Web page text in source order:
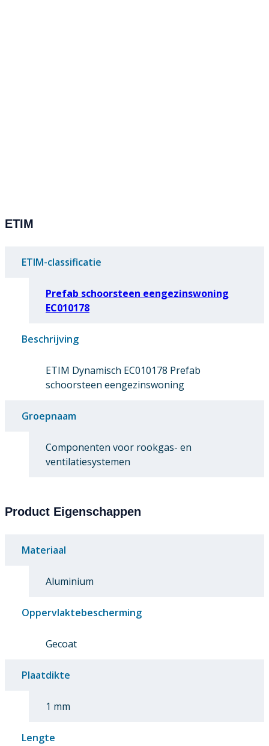
ETIM
ETIM-classificatie
Prefab schoorsteen eengezinswoning
EC010178
Beschrijving
ETIM Dynamisch EC010178 Prefab
schoorsteen eengezinswoning
Groepnaam
Componenten voor rookgas- en
ventilatiesystemen
Product Eigenschappen
Materiaal
Aluminium
Oppervlaktebescherming
Gecoat
Plaatdikte
1 mm
Lengte